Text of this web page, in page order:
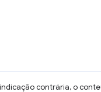
contrária, o